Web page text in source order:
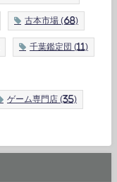
古本市場 (68)
千葉鑑定団 (11)
ゲーム専門店 (35)